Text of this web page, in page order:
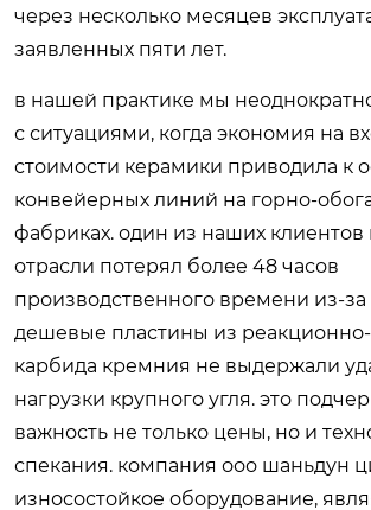
через несколько месяцев
заявленных пяти лет.
в нашей практике мы
с ситуациями, когда экономия на
стоимости керамики приводила к
конвейерных линий на горно-
фабриках. один из наших клиентов
отрасли потерял более 48 часов
производственного времени из-за
дешевые пластины из
карбида кремния не выдержали
нагрузки крупного угля. это
важность не только цены, но и
спекания. компания ооо шаньдун
износостойкое оборудование,